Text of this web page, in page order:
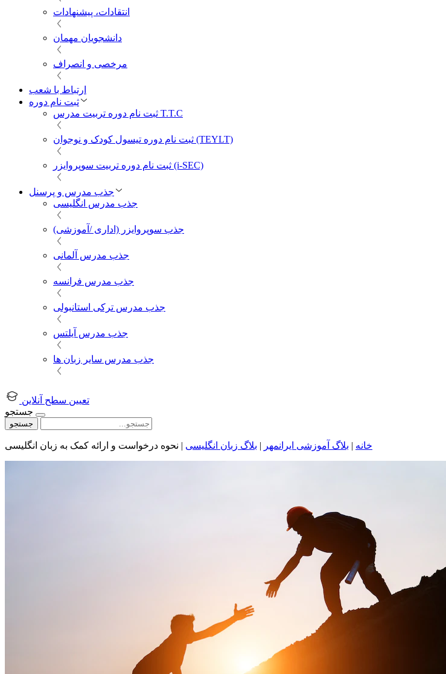
انتقادات، پیشنهادات
دانشجویان مهمان
مرخصی و انصراف
ارتباط با شعب
ثبت نام دوره
ثبت نام دوره تربیت مدرس T.T.C
ثبت نام دوره تیسول کودک و نوجوان (TEYLT)
ثبت نام دوره تربیت سوپروایزر (i-SEC)
جذب مدرس و پرسنل
جذب مدرس انگلیسی
جذب سوپروایزر (اداری /آموزشی)
جذب مدرس آلمانی
جذب مدرس فرانسه
جذب مدرس ترکی استانبولی
جذب مدرس آیلتس
جذب مدرس سایر زبان ها
تعیین سطح آنلاین
جستجو
جستجو
خانه | بلاگ آموزشی ایرانمهر | بلاگ زبان انگلیسی | نحوه درخواست و ارائه کمک به زبان انگلیسی